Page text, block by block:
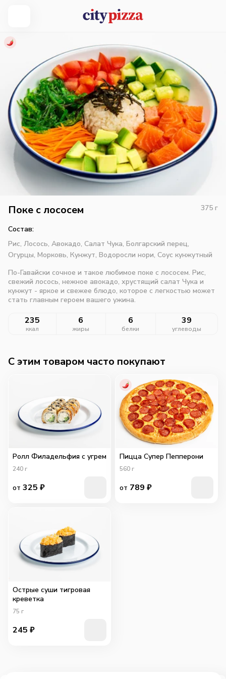
Поке с лососем 375 г
Состав:
Рис, Лосось, Авокадо, Салат Чука, Болгарский перец,
Огурцы, Морковь, Кунжут, Водоросли нори, Соус кунжутный
По-Гавайски сочное и такое любимое поке с лососем. Рис,
свежий лосось, нежное авокадо, хрустящий салат Чука и
кунжут - яркое и свежее блюдо, которое с легкостью может
стать главным героем вашего ужина.
235
ккал
6
жиры
6
белки
39
углеводы
C этим товаром часто покупают
Ролл Филадельфия с угрем
240 г
от 325 ₽
Пицца Супер Пепперони
560 г
от 789 ₽
Острые суши тигровая
креветка
75 г
245 ₽